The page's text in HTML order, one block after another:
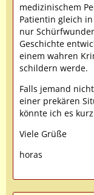
medizinischem
Patientin gleich
nur
Geschichte
einem wahren
schildern werde.
Falls jemand
einer prekären
könnte ich es
Viele Grüße
horas